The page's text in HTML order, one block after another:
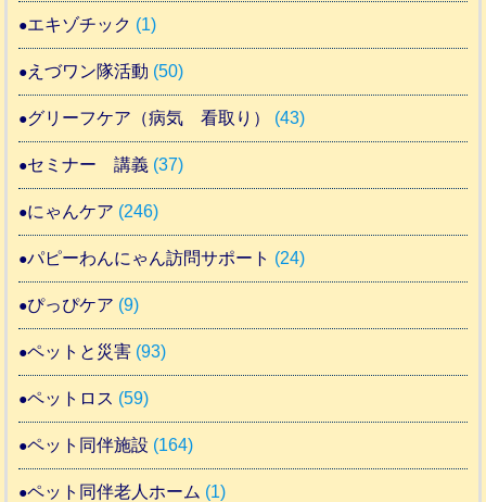
エキゾチック (1)
えづワン隊活動 (50)
グリーフケア（病気 看取り） (43)
セミナー 講義 (37)
にゃんケア (246)
パピーわんにゃん訪問サポート (24)
ぴっぴケア (9)
ペットと災害 (93)
ペットロス (59)
ペット同伴施設 (164)
ペット同伴老人ホーム (1)